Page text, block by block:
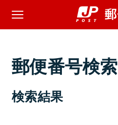
郵便番号検索
検索結果